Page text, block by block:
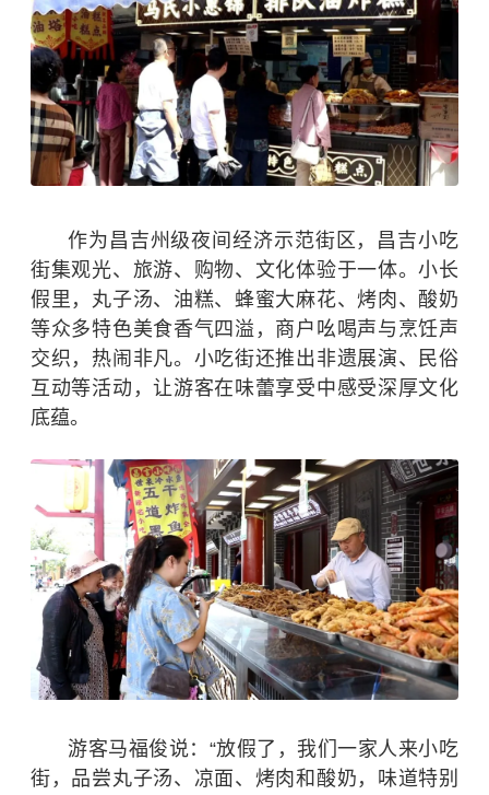
作为昌吉州级夜间经济示范街区，昌吉小吃
街集观光、旅游、购物、文化体验于一体。小长
假里，丸子汤、油糕、蜂蜜大麻花、烤肉、酸奶
等众多特色美食香气四溢，商户吆喝声与烹饪声
交织，热闹非凡。小吃街还推出非遗展演、民俗
互动等活动，让游客在味蕾享受中感受深厚文化
底蕴。
游客马福俊说：“放假了，我们一家人来小吃
街， 品尝丸子汤、凉面、烤肉和酸奶， 味道特别